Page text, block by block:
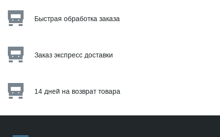
Быстрая обработка заказа
Заказ экспресс доставки
14 дней на возврат товара